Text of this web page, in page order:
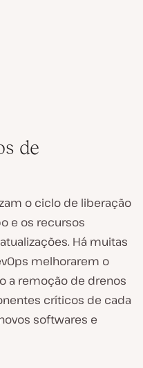
de
o ciclo de liberação
e os recursos
Há muitas
melhorarem o
a remoção de drenos
críticos de cada
softwares e